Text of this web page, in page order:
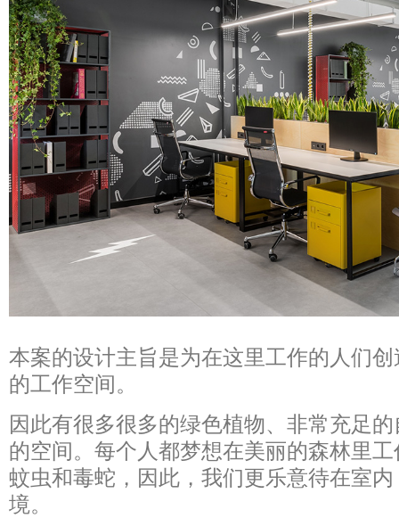
本案的设计主旨是为在这里工作的人们
的工作空间。
因此有很多很多的绿色植物、非常充足
的空间。每个人都梦想在美丽的森林里
蚊虫和毒蛇，因此，我们更乐意待在室
境。